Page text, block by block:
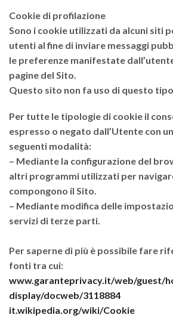
Cookie di profilazione
Sono i cookie utilizzati da alcuni siti
utenti al fine di inviare messaggi
le preferenze manifestate
pagine del Sito.
Questo sito non fa uso di questo
Per tutte le tipologie di cookie il
espresso o negato dall’Utente con
seguenti modalità:
– Mediante la configurazione del
altri programmi utilizzati per
compongono il Sito.
– Mediante modifica delle
servizi di terze parti.
Per saperne di più è possibile fare
fonti tra cui:
www.garanteprivacy.it/web/guest/
display/docweb/3118884
it.wikipedia.org/wiki/Cookie